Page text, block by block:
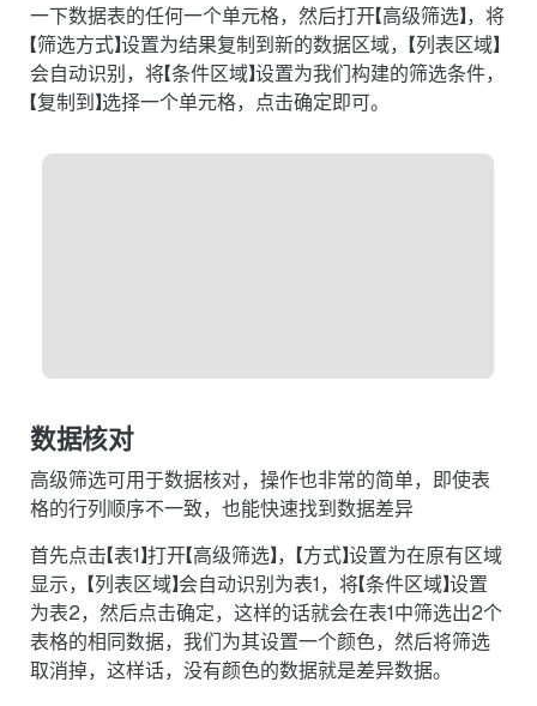
一下数据表的任何一个单元格，然后打开【高级筛选】，将
【筛选方式】设置为结果复制到新的数据区域，【列表区域】
会自动识别，将【条件区域】设置为我们构建的筛选条件，
【复制到】选择一个单元格，点击确定即可。
数据核对
高级筛选可用于数据核对，操作也非常的简单，即使表
格的行列顺序不一致，也能快速找到数据差异
首先点击【表1】打开【高级筛选】，【方式】设置为在原有区域
显示，【列表区域】会自动识别为表1，将【条件区域】设置
为表2，然后点击确定，这样的话就会在表1中筛选出2个
表格的相同数据，我们为其设置一个颜色，然后将筛选
取消掉，这样话，没有颜色的数据就是差异数据。